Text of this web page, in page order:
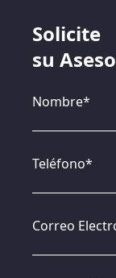
Solicite
su
Nombre*
Teléfono*
Correo